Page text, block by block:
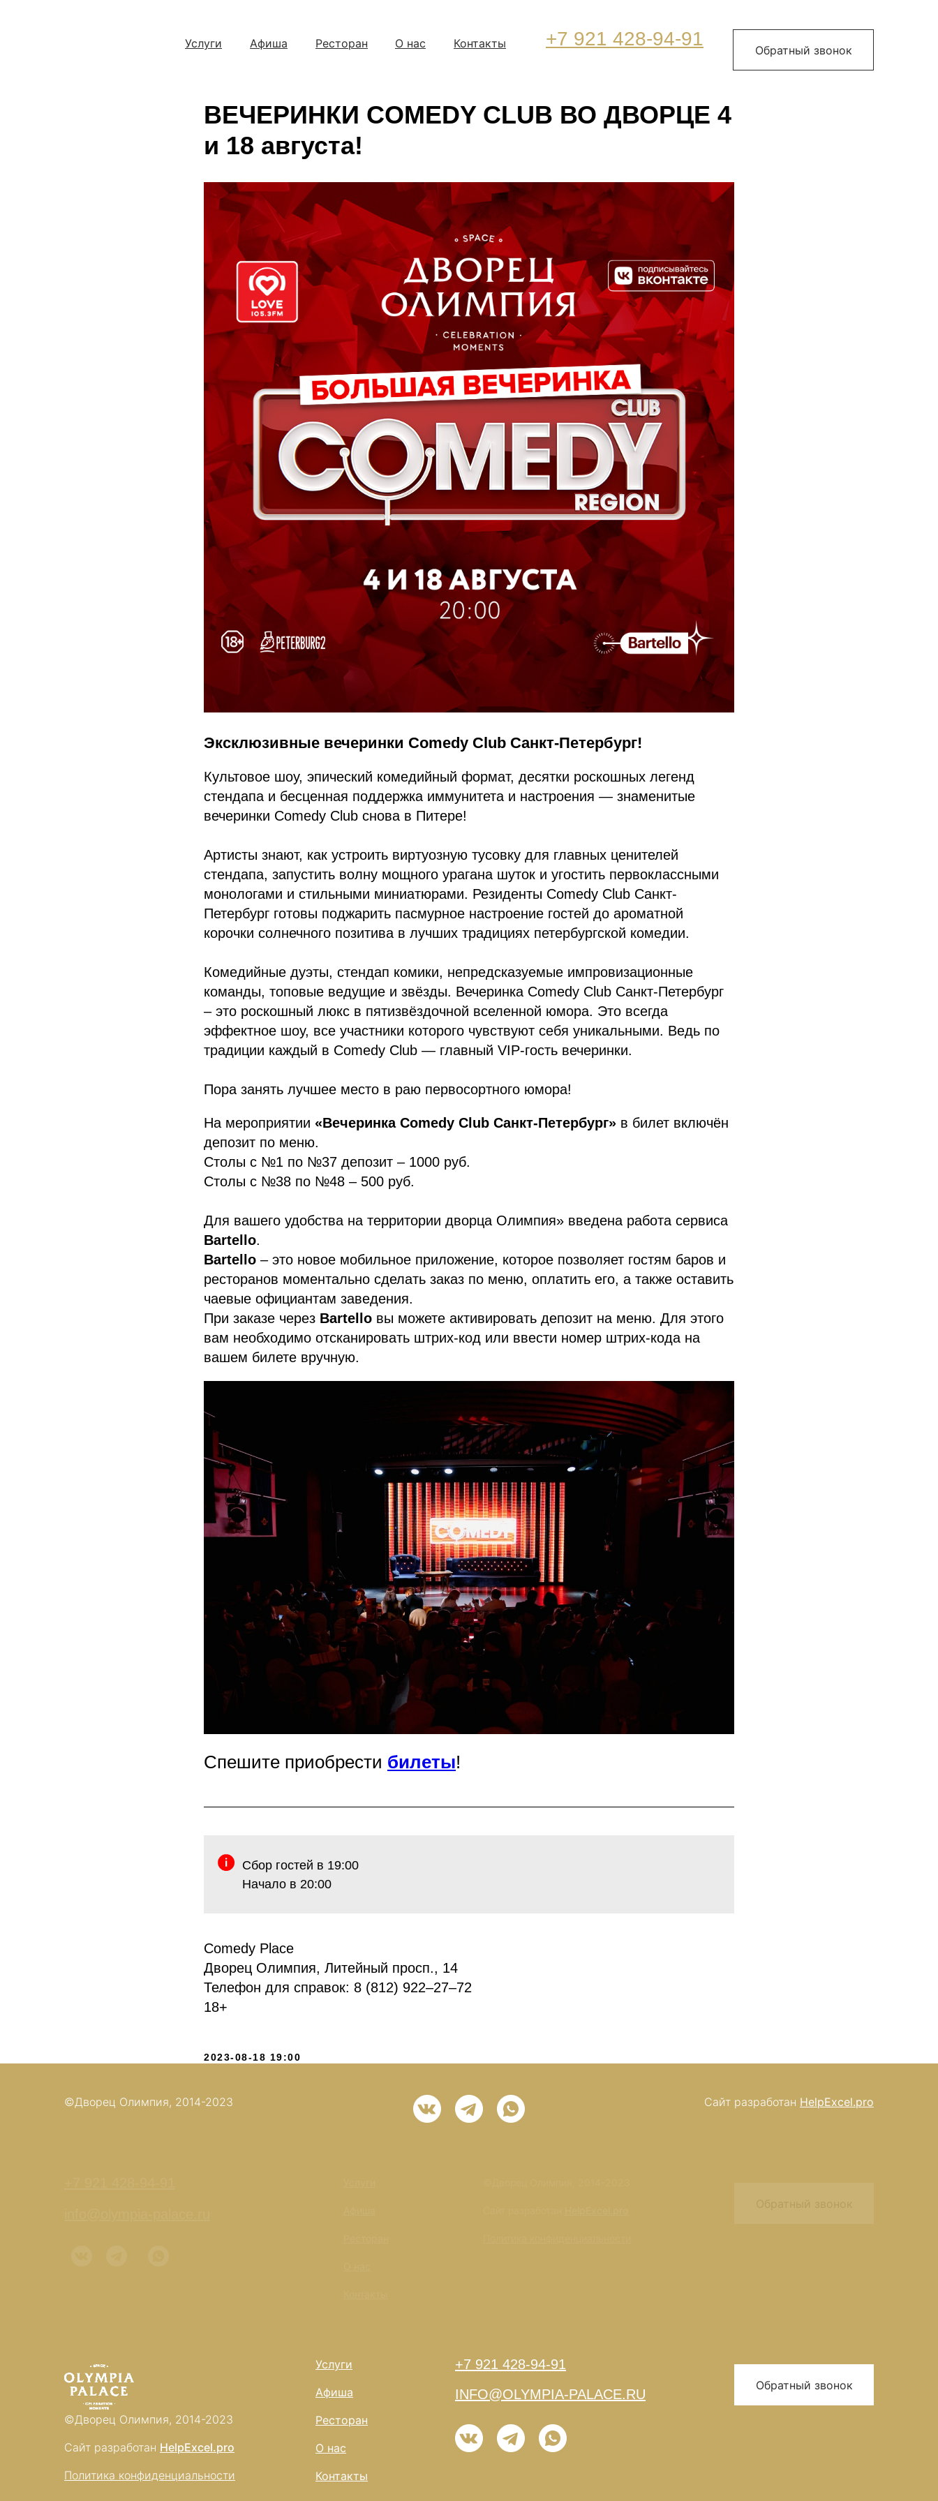
Услуги Афиша Ресторан О нас Контакты +7 921 428-94-91
Обратный звонок
ВЕЧЕРИНКИ COMEDY CLUB ВО ДВОРЦЕ 4
и 18 августа!
Эксклюзивные вечеринки Comedy Club Санкт-Петербург!
Культовое шоу, эпический комедийный формат, десятки роскошных легенд
стендапа и бесценная поддержка иммунитета и настроения — знаменитые
вечеринки Comedy Club снова в Питере!
Артисты знают, как устроить виртуозную тусовку для главных ценителей
стендапа, запустить волну мощного урагана шуток и угостить первоклассными
монологами и стильными миниатюрами. Резиденты Comedy Club Санкт-
Петербург готовы поджарить пасмурное настроение гостей до ароматной
корочки солнечного позитива в лучших традициях петербургской комедии.
Комедийные дуэты, стендап комики, непредсказуемые импровизационные
команды, топовые ведущие и звёзды. Вечеринка Comedy Club Санкт-Петербург
– это роскошный люкс в пятизвёздочной вселенной юмора. Это всегда
эффектное шоу, все участники которого чувствуют себя уникальными. Ведь по
традиции каждый в Comedy Club — главный VIP-гость вечеринки.
Пора занять лучшее место в раю первосортного юмора!
На мероприятии «Вечеринка Comedy Club Санкт-Петербург» в билет включён
депозит по меню.
Столы с №1 по №37 депозит – 1000 руб.
Столы с №38 по №48 – 500 руб.
Для вашего удобства на территории дворца Олимпия» введена работа сервиса
Bartello.
Bartello – это новое мобильное приложение, которое позволяет гостям баров и
ресторанов моментально сделать заказ по меню, оплатить его, а также оставить
чаевые официантам заведения.
При заказе через Bartello вы можете активировать депозит на меню. Для этого
вам необходимо отсканировать штрих-код или ввести номер штрих-кода на
вашем билете вручную.
Спешите приобрести билеты!
Сбор гостей в 19:00
Начало в 20:00
Comedy Place
Дворец Олимпия, Литейный просп., 14
Телефон для справок: 8 (812) 922–27–72
18+
2023-08-18 19:00
©Дворец Олимпия, 2014-2023 Сайт разработан HelpExcel.pro
+7 921 428-94-91
©Дворец Олимпия, 2014-2023
Услуги
Афиша
Ресторан
О нас
Контакты
Сайт разработан HelpExcel.pro
INFO@OLYMPIA-PALACE.RU
Обратный звонок
Политика конфиденциальности